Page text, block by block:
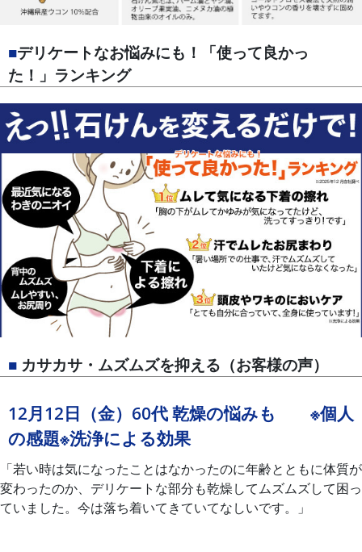
■デリケートなお悩みにも！「使って良かっ
た！」ランキング
■ カサカサ・ムズムズを抑える（お客様の声）
12月12日（金）60代 乾燥の悩みも ※個人
の感題※洗浄による効果
「若い時は気になったことはなかったのに年齢とともに体質が
変わったのか、デリケートな部分も乾燥してムズムズして困っ
ていました。今は落ち着いてきていてなしいです。」